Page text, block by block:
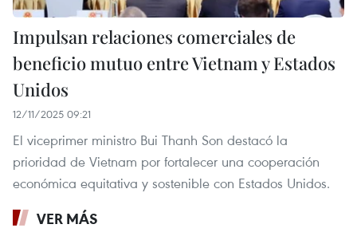
Impulsan relaciones comerciales de
beneficio mutuo entre Vietnam y Estados
Unidos
12/11/2025 09:21
El viceprimer ministro Bui Thanh Son destacó la
prioridad de Vietnam por fortalecer una cooperación
económica equitativa y sostenible con Estados Unidos.
VER MÁS